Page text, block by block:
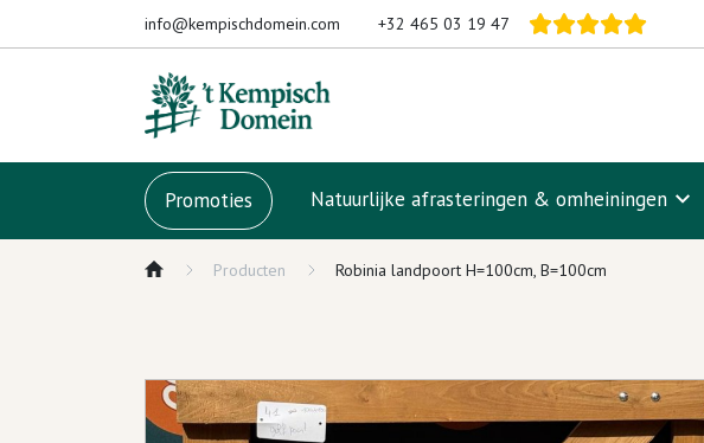
Promoties Natuurlijke afrasteringen & omheiningen
info@kempischdomein.com +32 465 03 19 47
Producten Robinia landpoort H=100cm, B=100cm